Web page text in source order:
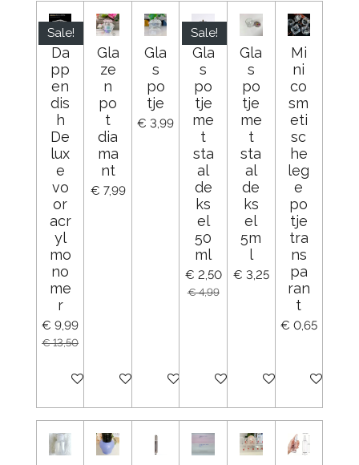
Sale!
Da
pp
en
dis
h
De
lux
e
vo
or
acr
yl
mo
no
me
r
€ 9,99
€ 13,50
In winkelwagen
Gla
ze
n
po
t
dia
ma
nt
€ 7,99
In winkelwagen
Gla
s
po
tje
€ 3,99
In winkelwagen
Sale!
Gla
s
po
tje
me
t
sta
al
de
ks
el
50
ml
€ 2,50
€ 4,99
In winkelwagen
Gla
s
po
tje
me
t
sta
al
de
ks
el
5m
l
€ 3,25
In winkelwagen
Mi
ni
co
sm
eti
sc
he
leg
e
po
tje
tra
ns
pa
ran
t
€ 0,65
In